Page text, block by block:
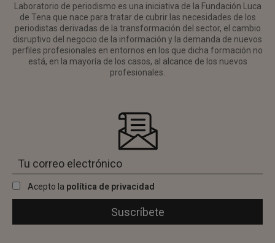
Laboratorio de periodismo es una iniciativa de la Fundación Luca
de Tena que nace para tratar de cubrir las necesidades de los
periodistas derivadas de la transformación del sector, el cambio
disruptivo del negocio de la información y la demanda de nuevos
perfiles profesionales en entornos en los que dicha formación no
está, en la mayoría de los casos, al alcance de los nuevos
profesionales.
Acepto la política de privacidad